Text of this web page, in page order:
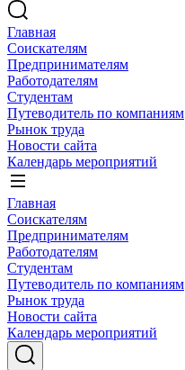
Главная
Соискателям
Предпринимателям
Работодателям
Студентам
Путеводитель по компаниям
Рынок труда
Новости сайта
Календарь мероприятий
Главная
Соискателям
Предпринимателям
Работодателям
Студентам
Путеводитель по компаниям
Рынок труда
Новости сайта
Календарь мероприятий